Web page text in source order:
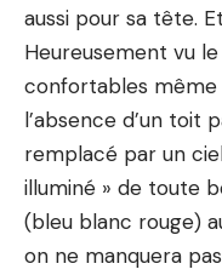
aussi pour sa tête.
Heureusement vu
confortables
l’absence d’un toit
remplacé par un
illuminé » de toute
(bleu blanc rouge)
on ne manquera